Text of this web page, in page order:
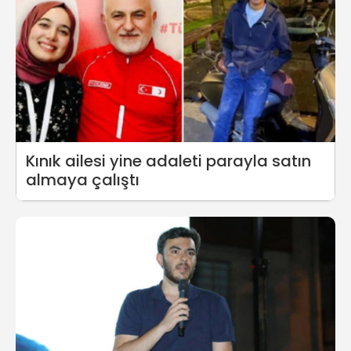
Kınık ailesi yine adaleti parayla satın
almaya çalıştı